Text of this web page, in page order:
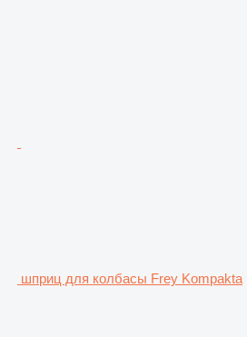
шприц для колбасы Frey Kompakta